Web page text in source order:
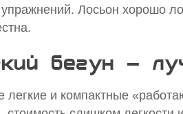
Лосьон хорошо
бегун –
легкие и компактные